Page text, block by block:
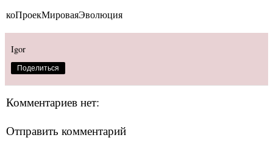
коПроекМироваяЭволюция
Igor
Поделиться
Комментариев нет:
Отправить комментарий